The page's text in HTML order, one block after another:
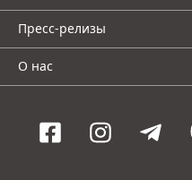
Пресс-релизы
О нас